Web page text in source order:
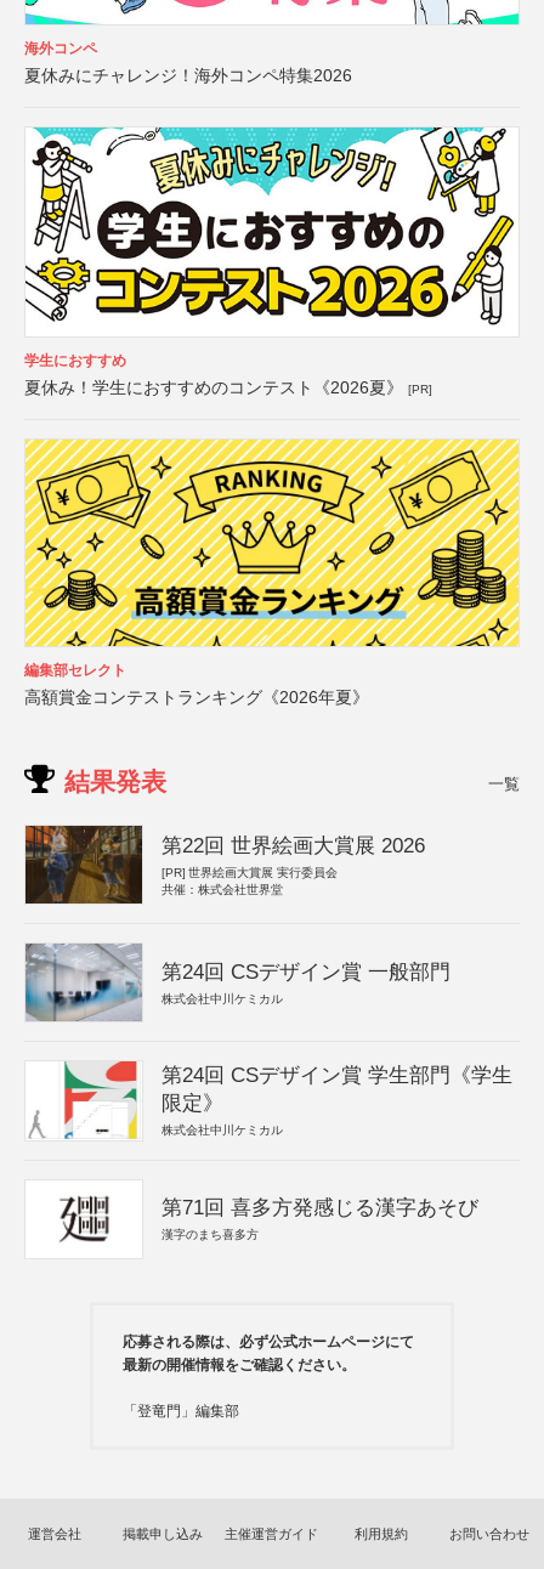
海外コンペ
夏休みにチャレンジ！海外コンペ特集2026
学生におすすめ
夏休み！学生におすすめのコンテスト《2026夏》 [PR]
編集部セレクト
高額賞金コンテストランキング《2026年夏》
結果発表 一覧
第22回 世界絵画大賞展 2026
[PR] 世界絵画大賞展 実行委員会
共催：株式会社世界堂
第24回 CSデザイン賞 一般部門
株式会社中川ケミカル
第24回 CSデザイン賞 学生部門《学生
限定》
株式会社中川ケミカル
第71回 喜多方発感じる漢字あそび
漢字のまち喜多方
応募される際は、必ず公式ホームページにて
最新の開催情報をご確認ください。
「登竜門」編集部
運営会社 掲載申し込み 主催運営ガイド 利用規約 お問い合わせ